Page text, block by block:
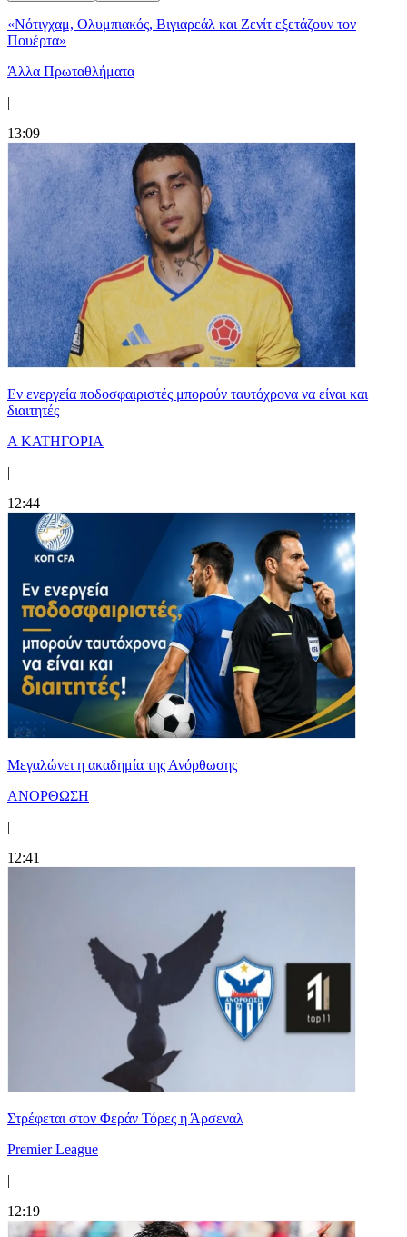
«Νότιγχαμ, Ολυμπιακός, Βιγιαρεάλ και Ζενίτ εξετάζουν τον
Πουέρτα»
Άλλα Πρωταθλήματα
|
13:09
Εν ενεργεία ποδοσφαιριστές μπορούν ταυτόχρονα να είναι και
διαιτητές
Α ΚΑΤΗΓΟΡΙΑ
|
12:44
Μεγαλώνει η ακαδημία της Ανόρθωσης
ΑΝΟΡΘΩΣΗ
|
12:41
Στρέφεται στον Φεράν Τόρες η Άρσεναλ
Premier League
|
12:19